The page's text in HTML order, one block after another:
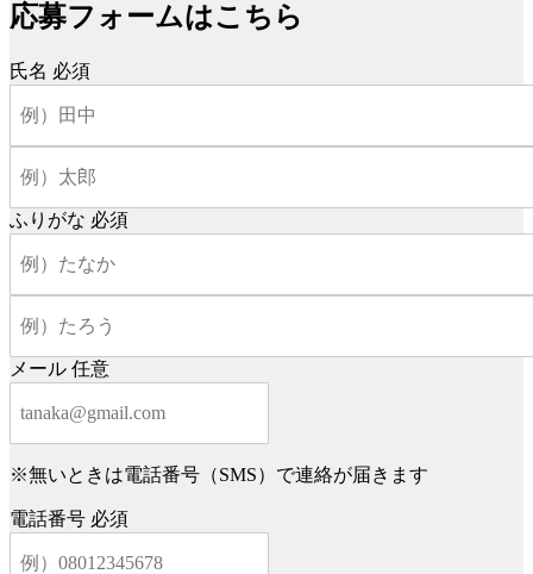
応募フォームはこちら
氏名 必須
ふりがな 必須
メール 任意
※無いときは電話番号（SMS）で連絡が届きます
電話番号 必須